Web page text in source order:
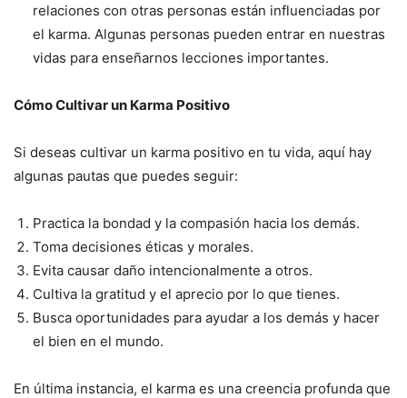
relaciones con otras personas están influenciadas por
el karma. Algunas personas pueden entrar en nuestras
vidas para enseñarnos lecciones importantes.
Cómo Cultivar un Karma Positivo
Si deseas cultivar un karma positivo en tu vida, aquí hay
algunas pautas que puedes seguir:
Practica la bondad y la compasión hacia los demás.
Toma decisiones éticas y morales.
Evita causar daño intencionalmente a otros.
Cultiva la gratitud y el aprecio por lo que tienes.
Busca oportunidades para ayudar a los demás y hacer
el bien en el mundo.
En última instancia, el karma es una creencia profunda que